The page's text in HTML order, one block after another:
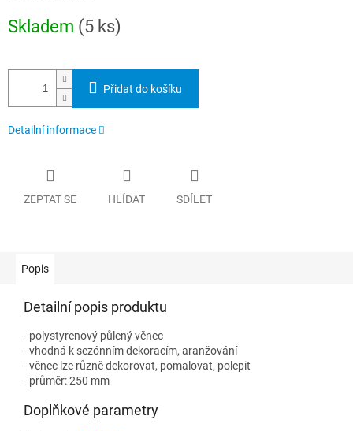
cena:
Skladem (5 ks)
Přidat do košíku
Detailní informace
ZEPTAT SE HLÍDAT SDÍLET
Popis
Detailní popis produktu
- polystyrenový půlený věnec
- vhodná k sezónním dekoracím, aranžování
- věnec lze různě dekorovat, pomalovat, polepit
- průměr: 250 mm
Doplňkové parametry